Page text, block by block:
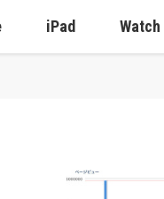
iPad Watch